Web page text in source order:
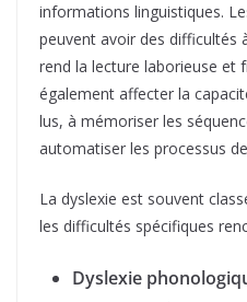
informations linguistiques.
peuvent avoir des difficultés
rend la lecture laborieuse et
également affecter la
lus, à mémoriser les
automatiser les processus
La dyslexie est souvent
les difficultés spécifiques
Dyslexie